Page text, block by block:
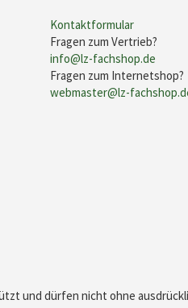
Kontaktformular
Fragen zum Vertrieb?
info@lz-fachshop.de
Fragen zum Internetshop?
webmaster@lz-
und dürfen nicht ohne